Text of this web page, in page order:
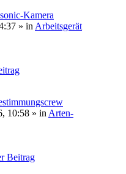
Kamera
» in Arbeitsgerät
10:58 » in Arten-
Beitrag